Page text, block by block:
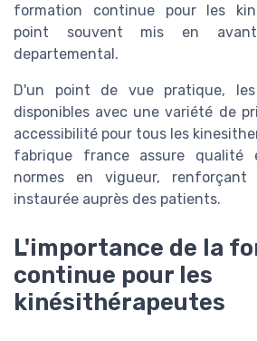
formation continue pour les
point souvent mis en
departemental.
D'un point de vue pratique,
disponibles avec une variété de
accessibilité pour tous les
fabrique france assure qualité
normes en vigueur, renforçant
instaurée auprès des patients.
L'importance de la
continue pour les
kinésithérapeutes